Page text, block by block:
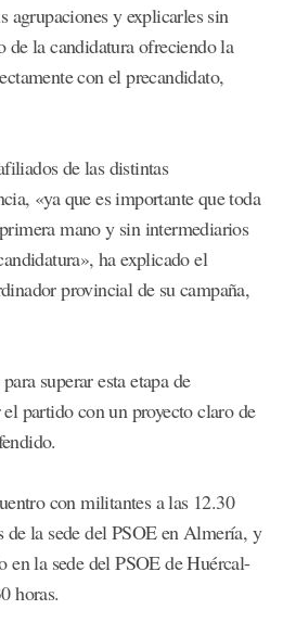
agrupaciones y explicarles sin
de la candidatura ofreciendo la
con el precandidato,
de las distintas
«ya que es importante que toda
mano y sin intermediarios
ha explicado el
provincial de su campaña,
superar esta etapa de
partido con un proyecto claro de
con militantes a las 12.30
de la sede del PSOE en Almería, y
en la sede del PSOE de Huércal-
horas.